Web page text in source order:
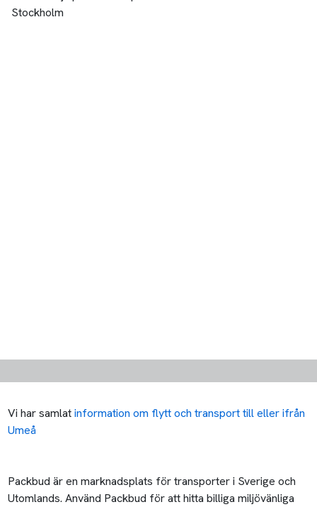
Stockholm
Vi har samlatinformation om flytt och transport till eller ifrån
Umeå
Packbud är en marknadsplats för transporter i Sverige och
Utomlands. Använd Packbud för att hitta billiga miljövänliga